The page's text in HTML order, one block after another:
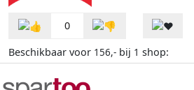
0
Beschikbaar voor 156,- bij 1 shop: